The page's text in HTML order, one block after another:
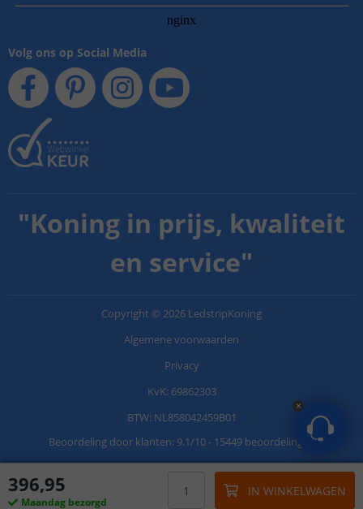
396,95
Maandag bezorgd
IN WINKELWAGEN
Volg ons op Social Media
"Koning in prijs, kwaliteit
en service"
Copyright © 2026 LedstripKoning
Algemene voorwaarden
Privacy
KvK: 69862303
BTW: NL858042459B01
Beoordeling door klanten: 9.1/10- 15449 beoordelingen